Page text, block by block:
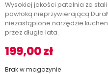
Wysokiej jakości patelnia ze
powłoką nieprzywierającą
niezastąpione narzędzie
przez długie lata.
199,00zł
Brak w magazynie